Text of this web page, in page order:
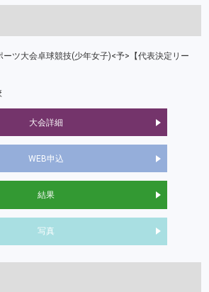
ーツ大会卓球競技(少年女子)<予>【代表決定リー
大会詳細
WEB申込
結果
写真